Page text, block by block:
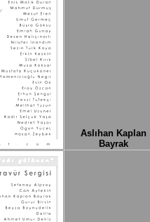
Aslıhan Kaplan
Bayrak